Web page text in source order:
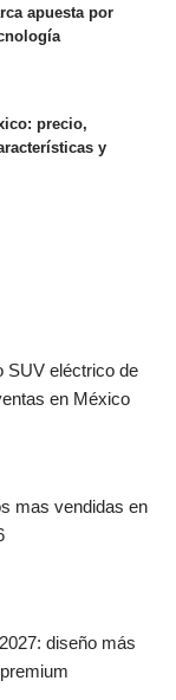
apuesta por
precio,
y
SUV eléctrico de
en México
mas vendidas en
diseño más